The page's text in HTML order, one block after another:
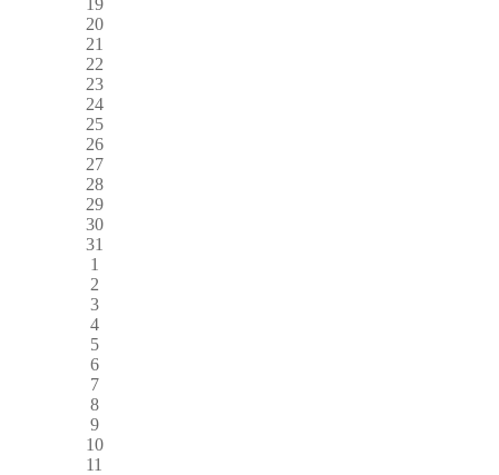
20
21
22
23
24
25
26
27
28
29
30
31
1
2
3
4
5
6
7
8
9
10
11